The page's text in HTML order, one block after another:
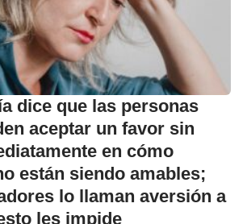
dice que las personas
aceptar un favor sin
en cómo
están siendo amables;
lo llaman aversión a
les impide